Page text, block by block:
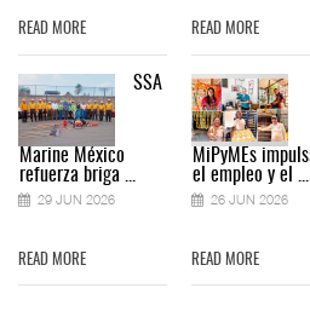
READ MORE
SSA
Marine México
refuerza briga ...
29 JUN 2026
READ MORE
READ MORE
MiPyMEs
el empleo y el ...
26 JUN 2026
READ MORE